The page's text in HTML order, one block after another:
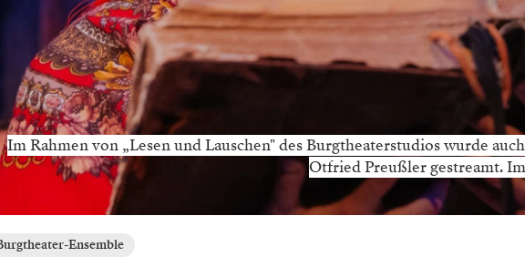
Im Rahmen von „Lesen und Lauschen" des Burgtheaterstudios wurde
Otfried Preußler gestreamt.
Ensemble